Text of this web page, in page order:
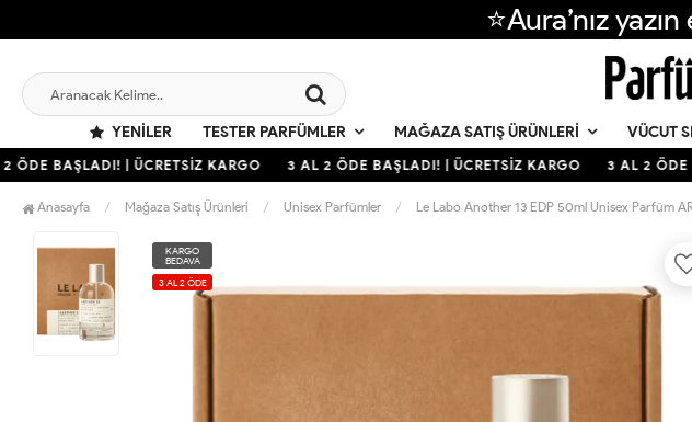
⭐Aura’nız
YENILER
TESTER PARFÜMLER MAĞAZA SATIŞ ÜRÜNLERI VÜCUT
BAŞLADI! | ÜCRETSİZ KARGO 3 AL 2 ÖDE BAŞLADI! | ÜCRETSİZ KARGO 3 AL 2 ÖDE
Anasayfa Mağaza Satış Ürünleri Unisex Parfümler Le Labo Another 13 EDP 50ml Unisex Parfüm
KARGO
BEDAVA
3 AL 2 ÖDE